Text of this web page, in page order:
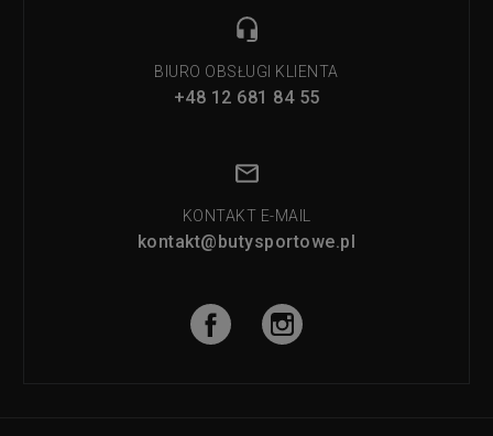
BIURO OBSŁUGI KLIENTA
+48 12 681 84 55
KONTAKT E-MAIL
kontakt@butysportowe.pl